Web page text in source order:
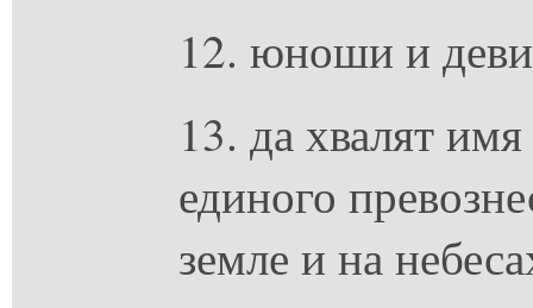
12. юноши и
13. да хвалят
единого
земле и на